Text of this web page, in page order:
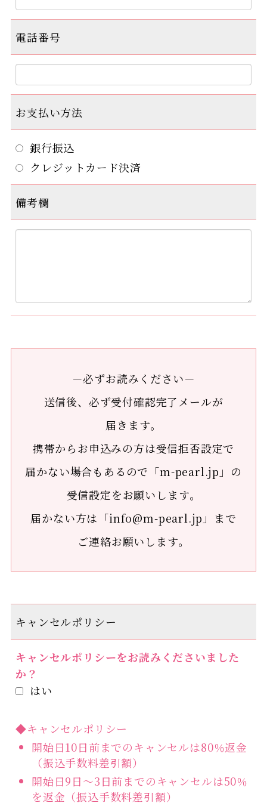
電話番号
お支払い方法
銀行振込
クレジットカード決済
備考欄
－必ずお読みください－
送信後、必ず受付確認完了メールが
届きます。
携帯からお申込みの方は受信拒否設定で
届かない場合もあるので「m-pearl.jp」の
受信設定をお願いします。
届かない方は「info@m-pearl.jp」まで
ご連絡お願いします。
キャンセルポリシー
キャンセルポリシーをお読みくださいました
か？
はい
◆キャンセルポリシー
開始日10日前までのキャンセルは80％返金
（振込手数料差引額）
開始日9日～3日前までのキャンセルは50％
を返金（振込手数料差引額）